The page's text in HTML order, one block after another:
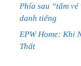
Phía sau “tấm
danh tiếng
EPW Home: Khi
Thất